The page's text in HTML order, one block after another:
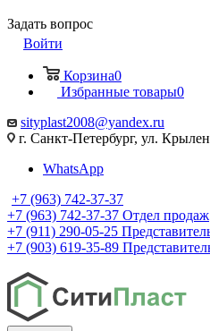
Задать вопрос
Войти
Корзина0
Избранные товары0
sityplast2008@yandex.ru
г. Санкт-Петербург, ул.
WhatsApp
+7 (963) 742-37-37
+7 (963) 742-37-37 Отдел продаж
+7 (911) 290-05-25
+7 (903) 619-35-89